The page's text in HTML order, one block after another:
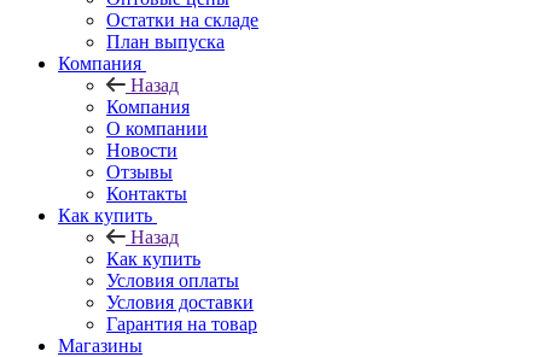
Остатки на складе
План выпуска
Компания
Назад
Компания
О компании
Новости
Отзывы
Контакты
Как купить
Назад
Как купить
Условия оплаты
Условия доставки
Гарантия на товар
Магазины